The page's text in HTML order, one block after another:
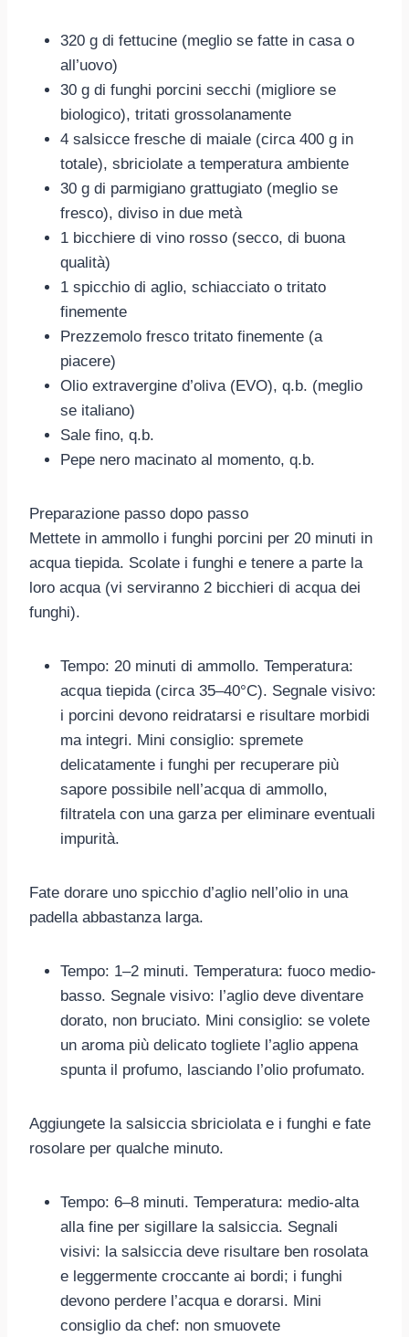
320 g di fettucine (meglio se fatte in casa o
all’uovo)
30 g di funghi porcini secchi (migliore se
biologico), tritati grossolanamente
4 salsicce fresche di maiale (circa 400 g in
totale), sbriciolate a temperatura ambiente
30 g di parmigiano grattugiato (meglio se
fresco), diviso in due metà
1 bicchiere di vino rosso (secco, di buona
qualità)
1 spicchio di aglio, schiacciato o tritato
finemente
Prezzemolo fresco tritato finemente (a
piacere)
Olio extravergine d’oliva (EVO), q.b. (meglio
se italiano)
Sale fino, q.b.
Pepe nero macinato al momento, q.b.
Preparazione passo dopo passo
Mettete in ammollo i funghi porcini per 20 minuti in
acqua tiepida. Scolate i funghi e tenere a parte la
loro acqua (vi serviranno 2 bicchieri di acqua dei
funghi).
Tempo: 20 minuti di ammollo. Temperatura:
acqua tiepida (circa 35–40°C). Segnale visivo:
i porcini devono reidratarsi e risultare morbidi
ma integri. Mini consiglio: spremete
delicatamente i funghi per recuperare più
sapore possibile nell’acqua di ammollo,
filtratela con una garza per eliminare eventuali
impurità.
Fate dorare uno spicchio d’aglio nell’olio in una
padella abbastanza larga.
Tempo: 1–2 minuti. Temperatura: fuoco medio-
basso. Segnale visivo: l’aglio deve diventare
dorato, non bruciato. Mini consiglio: se volete
un aroma più delicato togliete l’aglio appena
spunta il profumo, lasciando l’olio profumato.
Aggiungete la salsiccia sbriciolata e i funghi e fate
rosolare per qualche minuto.
Tempo: 6–8 minuti. Temperatura: medio-alta
alla fine per sigillare la salsiccia. Segnali
visivi: la salsiccia deve risultare ben rosolata
e leggermente croccante ai bordi; i funghi
devono perdere l’acqua e dorarsi. Mini
consiglio da chef: non smuovete